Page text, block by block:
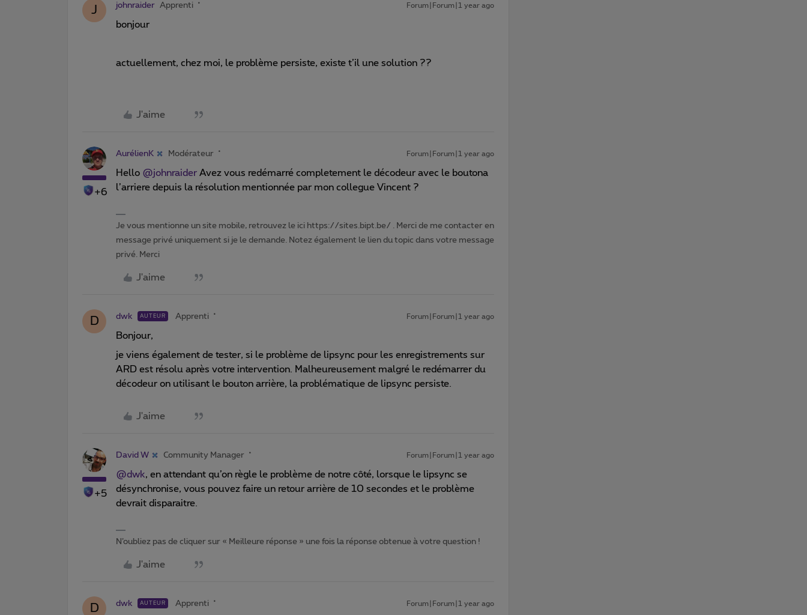
J johnraider Apprenti Forum|Forum|1 year ago
bonjour
actuellement, chez moi, le problème persiste, existe t’il une solution ??
J'aime
+6
AurélienK Modérateur Forum|Forum|1 year ago
Hello ​ @johnraider Avez vous redémarré completement le décodeur avec le boutona
l’arriere depuis la résolution mentionnée par mon collegue Vincent ?
Je vous mentionne un site mobile, retrouvez le ici https://sites.bipt.be/ . Merci de me contacter en
message privé uniquement si je le demande. Notez également le lien du topic dans votre message
privé. Merci
J'aime
D dwk AUTEUR Apprenti Forum|Forum|1 year ago
Bonjour,
je viens également de tester, si le problème de lipsync pour les enregistrements sur
ARD est résolu après votre intervention. Malheureusement malgré le redémarrer du
décodeur on utilisant le bouton arrière, la problématique de lipsync persiste.
J'aime
+5
David W Community Manager Forum|Forum|1 year ago
@dwk, en attendant qu’on règle le problème de notre côté, lorsque le lipsync se
désynchronise, vous pouvez faire un retour arrière de 10 secondes et le problème
devrait disparaitre.
N’oubliez pas de cliquer sur « Meilleure réponse » une fois la réponse obtenue à votre question !
J'aime
D dwk AUTEUR Apprenti Forum|Forum|1 year ago